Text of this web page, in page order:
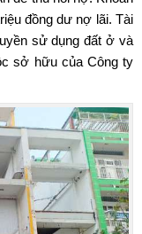
đồng dư nợ lãi. Tài
sử dụng đất ở và
sở hữu của Công ty